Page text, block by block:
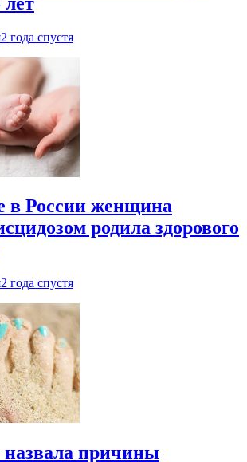
2 года спустя
в России женщина
родила здорового
2 года спустя
назвала причины